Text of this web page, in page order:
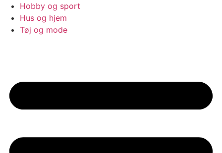
Hobby og sport
Hus og hjem
Tøj og mode